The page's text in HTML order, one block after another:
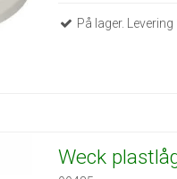
På lager.
Weck